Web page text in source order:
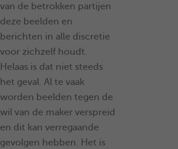
van de betrokken partijen
deze beelden en
berichten in alle discretie
voor zichzelf houdt.
Helaas is dat niet steeds
het geval. Al te vaak
worden beelden tegen de
wil van de maker verspreid
en dit kan verregaande
gevolgen hebben. Het is